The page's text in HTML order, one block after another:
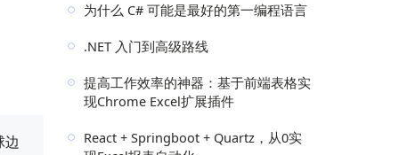
为什么 C# 可能是最好的第一编程语言
.NET 入门到高级路线
提高工作效率的神器：基于前端表格实
现Chrome Excel扩展插件
React + Springboot + Quartz，从0实